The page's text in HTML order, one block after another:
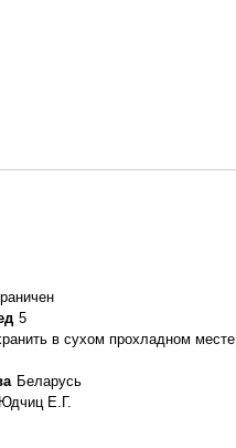
5
в сухом прохладном месте
Беларусь
Е.Г.